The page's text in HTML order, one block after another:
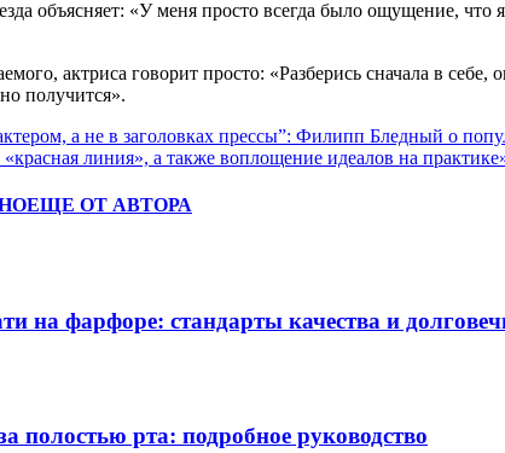
объясняет: «У меня просто всегда было ощущение,
актриса говорит просто: «Разберись сначала в
получится».
а не в заголовках прессы”: Филипп Бледный о
линия», а также воплощение идеалов на
ЕЩЕ ОТ АВТОРА
на фарфоре: стандарты качества и
полостью рта: подробное руководство